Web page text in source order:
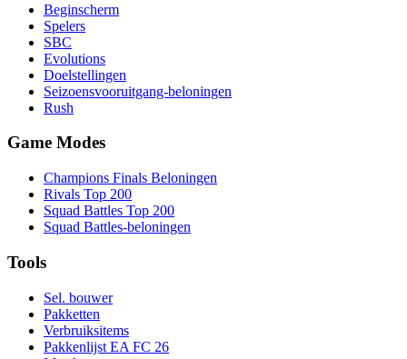
Beginscherm
Spelers
SBC
Evolutions
Doelstellingen
Seizoensvooruitgang-beloningen
Rush
Game Modes
Champions Finals Beloningen
Rivals Top 200
Squad Battles Top 200
Squad Battles-beloningen
Tools
Sel. bouwer
Pakketten
Verbruiksitems
Pakkenlijst EA FC 26